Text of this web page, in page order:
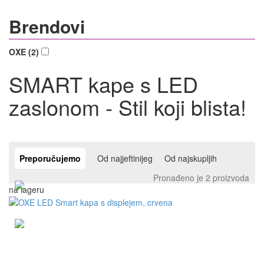
Brendovi
OXE (2)
SMART kape s LED
zaslonom - Stil koji blista!
Preporučujemo Od najjeftinijeg
Od najskupljih
Pronađeno je 2 proizvoda
na lageru